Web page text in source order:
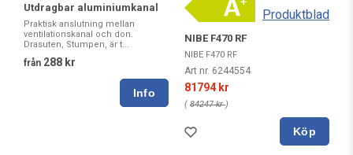
Utdragbar aluminiumkanal
Praktisk anslutning mellan
ventilationskanal och don.
Drasuten, Stumpen, är t...
från 288 kr
Produktblad
NIBE F470 RF
NIBE F470 RF
Art nr. 6244554
81794 kr
( 84247 kr)
Köp